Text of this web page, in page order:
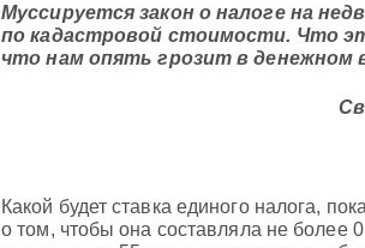
Муссируется закон о налоге на
по кадастровой стоимости. Что
что нам опять грозит в денежном
Какой будет ставка единого налога,
о том, чтобы она составляла не более